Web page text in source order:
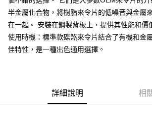
【「AFTEE先享後付」結帳流程】
１．於結帳方式選擇「AFTEE先享後付」後，將跳轉
結帳頁面，進行簡訊認證並確認金額後，即可完成結
２．訂單成立數日內，您將收到繳費通知簡訊。
３．收到繳費通知簡訊後14天內，點擊此簡訊中的連
※ 交易是否成功請以「AFTEE先享後付 」之結帳頁
是否繳費成功／繳費後需取消欲退款等相關疑問，請
每筆NT$60
每筆NT$60
付款後－7-11取貨
半金屬化合物，將樹脂來令片的低噪音與金屬
在一起。 安裝在鋼製背板上，提供其性能和價
使用時機：標準款碟煞來令片結合了有機和金
佳特性，是一種出色通用選擇。
詳細說明 相